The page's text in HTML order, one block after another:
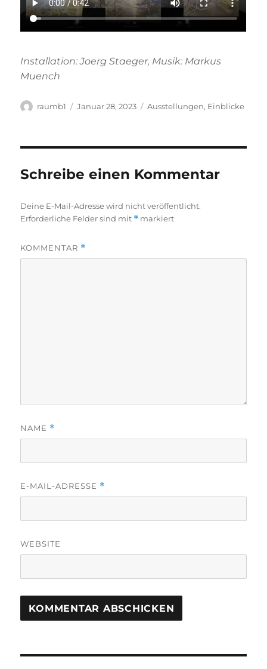
Installation: Joerg Staeger, Musik: Markus
Muench
Autor
raumb1
Veröffentlicht
Januar 28, 2023 Kategorien
Ausstellungen, Einblicke
Schreibe einen Kommentar
Deine E-Mail-Adresse wird nicht veröffentlicht.
Erforderliche Felder sind mit * markiert
KOMMENTAR *
NAME *
E-MAIL-ADRESSE *
WEBSITE